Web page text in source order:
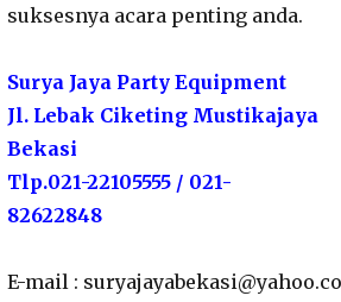
suksesnya acara penting anda.
Surya Jaya Party Equipment
Jl. Lebak Ciketing Mustikajaya
Bekasi
Tlp.021-22105555 / 021-
82622848
E-mail :